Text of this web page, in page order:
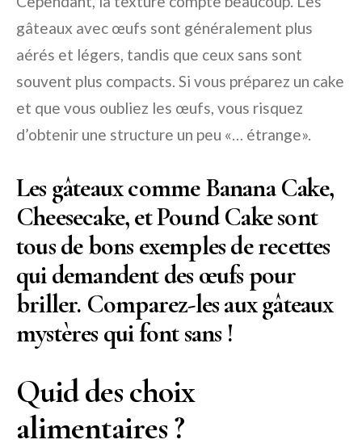
gâteaux avec œufs sont généralement plus
aérés et légers, tandis que ceux sans sont
souvent plus compacts. Si vous préparez un cake
et que vous oubliez les œufs, vous risquez
d’obtenir une structure un peu «… étrange».
Les gâteaux comme Banana Cake,
Cheesecake, et Pound Cake sont
tous de bons exemples de recettes
qui demandent des œufs pour
briller. Comparez-les aux gâteaux
mystères qui font sans !
Quid des choix
alimentaires ?